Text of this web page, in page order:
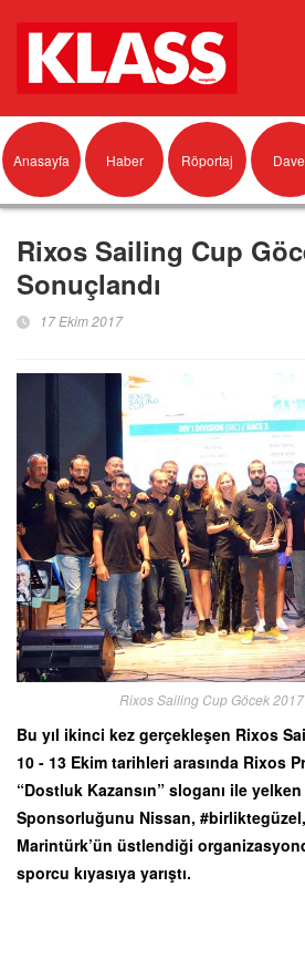
Anasayfa Haber Röportaj
Rixos Sailing Cup
Sonuçlandı
17 Ekim 2017
Rixos Sailing Cup Göcek
Bu yıl ikinci kez gerçekleşen Rixos
10 - 13 Ekim tarihleri arasında Rixos
“Dostluk Kazansın” sloganı ile
Sponsorluğunu Nissan,
Marintürk’ün üstlendiği
sporcu kıyasıya yarıştı.